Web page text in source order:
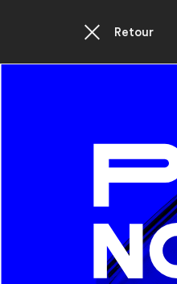
Retour